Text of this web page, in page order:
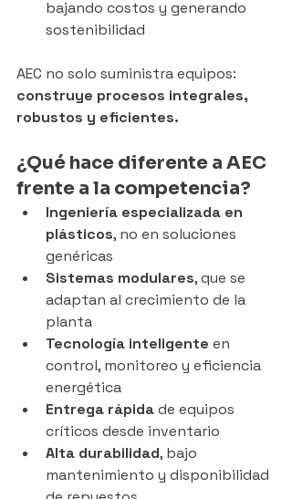
bajando costos y generando
sostenibilidad
AEC no solo suministra equipos:
construye procesos integrales,
robustos y eficientes.
¿Qué hace diferente a AEC
frente a la competencia?
Ingeniería especializada en
plásticos, no en soluciones
genéricas
Sistemas modulares, que se
adaptan al crecimiento de la
planta
Tecnología inteligente en
control, monitoreo y eficiencia
energética
Entrega rápida de equipos
críticos desde inventario
Alta durabilidad, bajo
mantenimiento y disponibilidad